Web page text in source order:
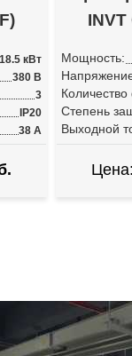
18.5 кВт
380 В
3
IP20
38 А
INVT
Мощность:
Степень
Выходной
Цена: